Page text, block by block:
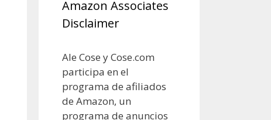
Amazon Associates
Disclaimer
Ale Cose y Cose.com
participa en el
programa de afiliados
de Amazon, un
programa de anuncios